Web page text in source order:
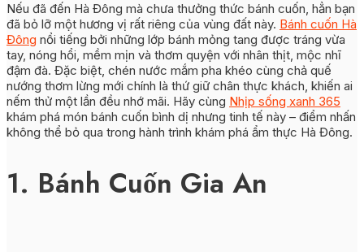
Nếu đã đến Hà Đông mà chưa thưởng thức bánh cuốn, hẳn bạn
đã bỏ lỡ một hương vị rất riêng của vùng đất này. Bánh cuốn Hà
Đông nổi tiếng bởi những lớp bánh mỏng tang được tráng vừa
tay, nóng hổi, mềm mịn và thơm quyện với nhân thịt, mộc nhĩ
đậm đà. Đặc biệt, chén nước mắm pha khéo cùng chả quế
nướng thơm lừng mới chính là thứ giữ chân thực khách, khiến ai
nếm thử một lần đều nhớ mãi. Hãy cùng Nhịp sống xanh 365
khám phá món bánh cuốn bình dị nhưng tinh tế này – điểm nhấn
không thể bỏ qua trong hành trình khám phá ẩm thực Hà Đông.
1. Bánh Cuốn Gia An